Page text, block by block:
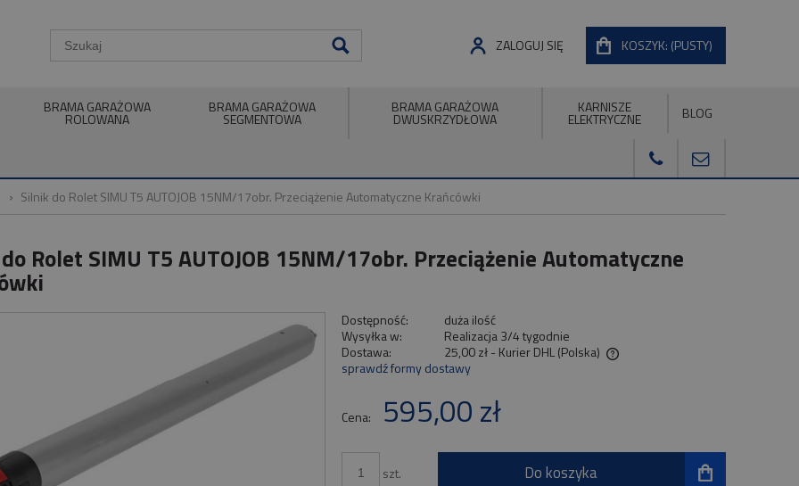
KOSZYK: (PUSTY)
ZALOGUJ SIĘ
BRAMA GARAŻOWA
ROLOWANA
BRAMA GARAŻOWA
SEGMENTOWA
BRAMA GARAŻOWA
DWUSKRZYDŁOWA
KARNISZE
ELEKTRYCZNE BLOG
Silnik do Rolet SIMU T5 AUTOJOB 15NM/17obr. Przeciążenie Automatyczne Krańcówki
Rolet SIMU T5 AUTOJOB 15NM/17obr. Przeciążenie Automatyczne
Dostępność:
duża ilość
Wysyłka w:
Realizacja 3/4 tygodnie
Dostawa:
25,00 zł- Kurier DHL(Polska)
płatności
sprawdź formy dostawy
Cena: 595,00 zł
szt. Do koszyka